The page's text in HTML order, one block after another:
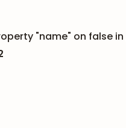
"name" on false in